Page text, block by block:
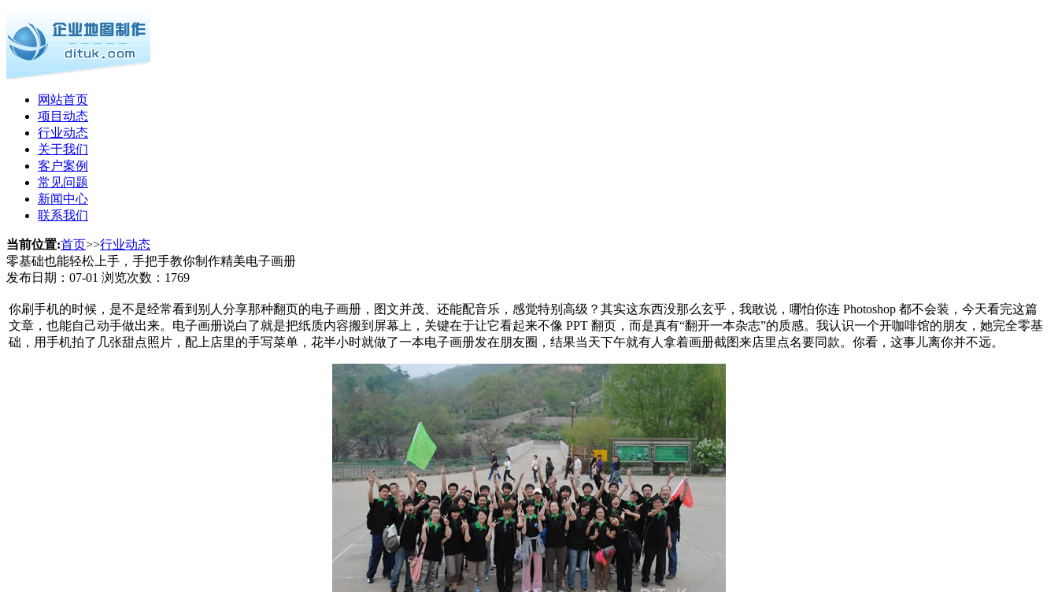
网站首页
项目动态
行业动态
关于我们
客户案例
常见问题
新闻中心
联系我们
当前位置:首页>>行业动态
零基础也能轻松上手，手把手教你制作精美电子画册
发布日期： 07-01 浏览次数： 1769
你刷手机的时候，是不是经常看到别人分享那种翻页的电子画册，图文并茂、还能配音乐，感觉特别高级？其实这东西没那么玄乎，我敢说，哪怕你连 Photoshop 都不会装，今天看完这篇
文章，也能自己动手做出来。电子画册说白了就是把纸质内容搬到屏幕上，关键在于让它看起来不像 PPT 翻页，而是真有“翻开一本杂志”的质感。我认识一个开咖啡馆的朋友，她完全零基
础，用手机拍了几张甜点照片，配上店里的手写菜单，花半小时就做了一本电子画册发在朋友圈，结果当天下午就有人拿着画册截图来店里点名要同款。你看，这事儿离你并不远。